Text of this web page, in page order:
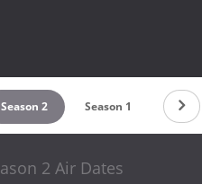
Season 2 Season 1
2 Air Dates